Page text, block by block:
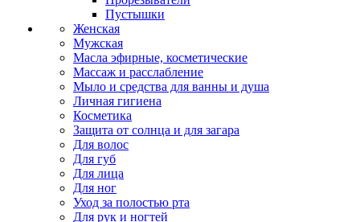
Пустышки
Женская
Мужская
Масла эфирные, косметические
Массаж и расслабление
Мыло и средства для ванны и душа
Личная гигиена
Косметика
Защита от солнца и для загара
Для волос
Для губ
Для лица
Для ног
Уход за полостью рта
Для рук и ногтей